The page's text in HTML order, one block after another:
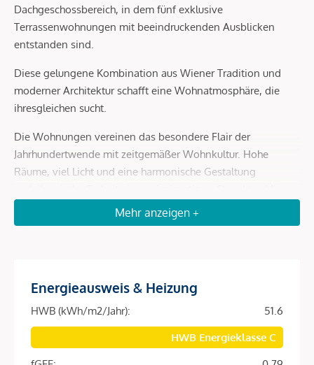
Dachgeschossbereich, in dem fünf exklusive
Terrassenwohnungen mit beeindruckenden Ausblicken
entstanden sind.
Diese gelungene Kombination aus Wiener Tradition und
moderner Architektur schafft eine Wohnatmosphäre, die
ihresgleichen sucht.
Die Wohnungen vereinen das besondere Flair der
Jahrhundertwende mit zeitgemäßer Wohnkultur. Hohe
Räume, viel Licht und eine harmonische Gestaltung
treffen historische Details auf stilvolle, hochwertige
Ausstattung – ideal für Menschen, die urbanes Wohnen mit
sowie durchdachte Grundrisse sorgen für ein Wohngefühl,
das höchsten Ansprüchen gerecht wird. Ob klassisches
im Dachgeschoss – dieses Projekt bietet Wohnqualität auf
höchstem Niveau.
Mehr anzeigen +
Energieausweis & Heizung
HWB (kWh/m2/Jahr):
51.6
HWB Energieklasse C